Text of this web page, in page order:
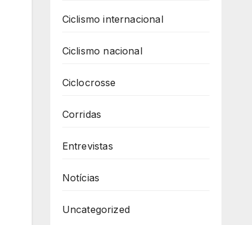
Ciclismo internacional
Ciclismo nacional
Ciclocrosse
Corridas
Entrevistas
Notícias
Uncategorized